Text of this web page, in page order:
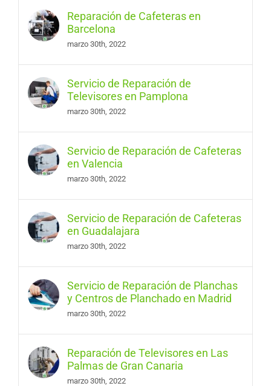
Reparación de Cafeteras en
Barcelona
marzo 30th, 2022
Servicio de Reparación de
Televisores en Pamplona
marzo 30th, 2022
Servicio de Reparación de Cafeteras
en Valencia
marzo 30th, 2022
Servicio de Reparación de Cafeteras
en Guadalajara
marzo 30th, 2022
Servicio de Reparación de Planchas
y Centros de Planchado en Madrid
marzo 30th, 2022
Reparación de Televisores en Las
Palmas de Gran Canaria
marzo 30th, 2022